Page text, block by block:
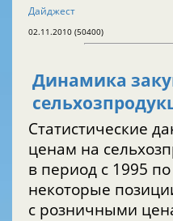
Дайджест
02.11.2010 (50400)
Динамика
Cтатистические
ценам на
в период с 1995
некоторые
с розничными